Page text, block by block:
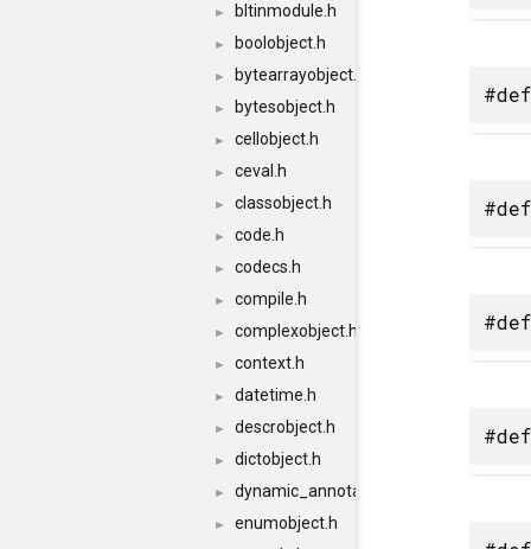
► bltinmodule.h
► boolobject.h
► bytearrayobject.h
► bytesobject.h
► cellobject.h
► ceval.h
► classobject.h
► code.h
► codecs.h
► compile.h
► complexobject.h
► context.h
► datetime.h
► descrobject.h
► dictobject.h
► dynamic_annotations.h
►
enumobject.h